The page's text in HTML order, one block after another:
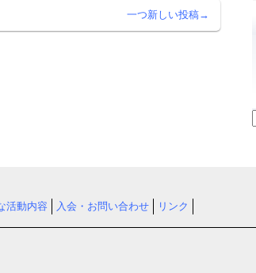
一つ新しい投稿→
活動内容 入会・お問い合わせ リンク